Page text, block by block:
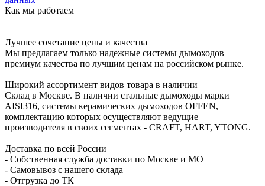
Как мы работаем
Лучшее сочетание цены и качества
Мы предлагаем только надежные системы дымоходов
премиум качества по лучшим ценам на российском рынке.
Широкий ассортимент видов товара в наличии
Склад в Москве. В наличии стальные дымоходы марки
AISI316, системы керамических дымоходов OFFEN,
комплектацию которых осуществляют ведущие
производителя в своих сегментах - CRAFT, HART, YTONG.
Доставка по всей России
- Собственная служба доставки по Москве и МО
- Самовывоз с нашего склада
- Отгрузка до ТК